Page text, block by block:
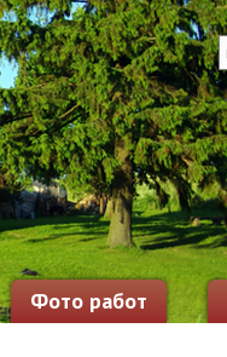
Фото работ